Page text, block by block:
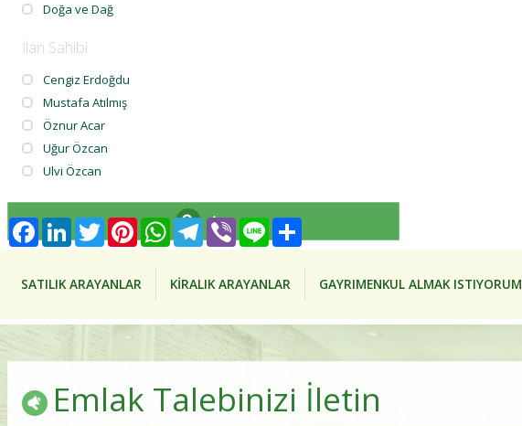
Doğa ve Dağ
İlan Sahibi
Cengiz Erdoğdu
Mustafa Atılmış
Öznur Acar
Uğur Özcan
Ulvi Özcan
Ara
SATILIK ARAYANLAR KİRALIK ARAYANLAR GAYRIMENKUL ALMAK ISTIYORUM
Emlak Talebinizi İletin
FacebookLinkedInTwitterPinterestWhatsAppTelegram
Viber Line Share